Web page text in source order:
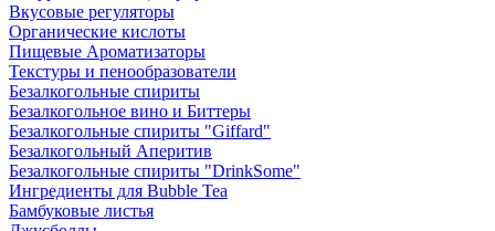
Вкусовые регуляторы
Органические кислоты
Пищевые Ароматизаторы
Текстуры и пенообразователи
Безалкогольные спириты
Безалкогольное вино и Биттеры
Безалкогольные спириты "Giffard"
Безалкогольный Аперитив
Безалкогольные спириты "DrinkSome"
Ингредиенты для Bubble Tea
Бамбуковые листья